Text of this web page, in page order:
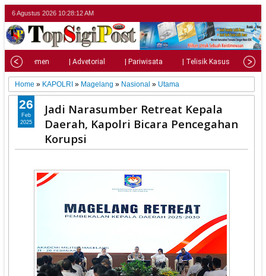
6 Agustus 2026 10:28:14 AM
| Parlemen | Advetorial | Pariwisata | Telisik Kasus |
Home » KAPOLRI » Magelang » Nasional » Utama
Jadi Narasumber Retreat Kepala
Daerah, Kapolri Bicara Pencegahan
Korupsi
26
Feb
2025